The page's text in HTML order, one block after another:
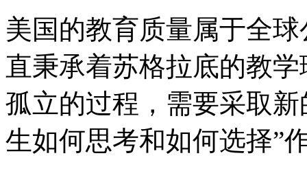
美国的教育质量属于全
直秉承着苏格拉底的教
孤立的过程，需要采取
生如何思考和如何选择”